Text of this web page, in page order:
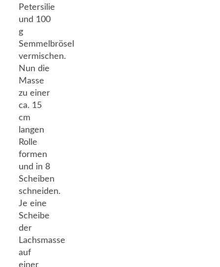
Petersilie
und 100
g
Semmelbrösel
vermischen.
Nun die
Masse
zu einer
ca. 15
cm
langen
Rolle
formen
und in 8
Scheiben
schneiden.
Je eine
Scheibe
der
Lachsmasse
auf
einer